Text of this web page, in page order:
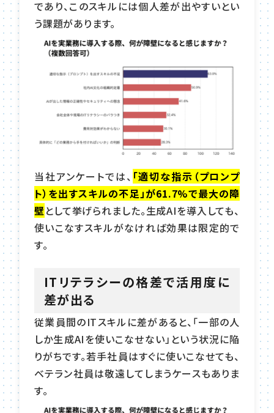
であり、このスキルには個人差が出やすいとい
う課題があります。
当社アンケートでは、 「適切な指示（プロンプ
ト）を出すスキルの不足」が61.7%で最大の障
壁 として挙げられました。生成AIを導入しても、
使いこなすスキルがなければ効果は限定的で
す。
ITリテラシーの格差で活用度に
差が出る
従業員間のITスキルに差があると、「一部の人
しか生成AIを使いこなせない」という状況に陥
りがちです。若手社員はすぐに使いこなせても、
ベテラン社員は敬遠してしまうケースもありま
す。